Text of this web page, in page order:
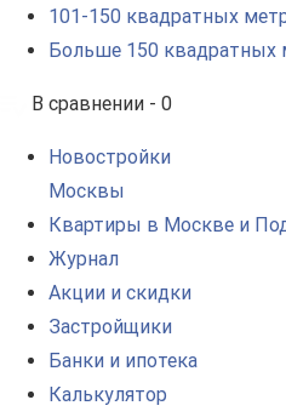
101-150 квадратных
Больше 150 квадратных
В сравнении - 0
Новостройки
Москвы
Квартиры в Москве и
Журнал
Акции и скидки
Застройщики
Банки и ипотека
Калькулятор